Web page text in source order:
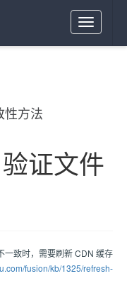
Toggle
navigation
性方法
证文件
一致时，需要刷新 CDN 缓存
fusion/kb/1325/refresh-